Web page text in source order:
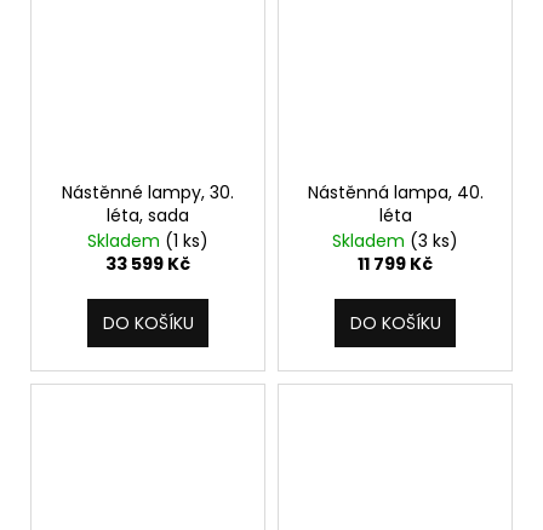
Nástěnné lampy, 30.
léta, sada
Skladem (1 ks)
33 599 Kč
DO KOŠÍKU
Nástěnná lampa, 40.
léta
Skladem (3 ks)
11 799 Kč
DO KOŠÍKU